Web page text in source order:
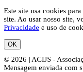
Este site usa cookies
site. Ao usar nosso site,
Privacidade e uso de
OK
© 2026 | ACIJS -
Mensagem enviada com